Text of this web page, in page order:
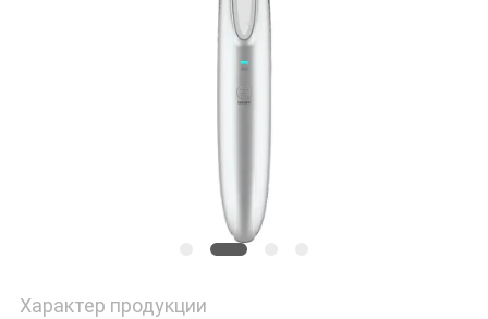
Характер продукции